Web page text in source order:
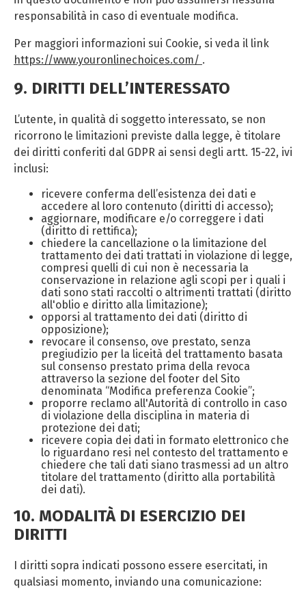
responsabilità in caso di eventuale modifica.
Per maggiori informazioni sui Cookie, si veda il link
https://www.youronlinechoices.com/ .
9. DIRITTI DELL’INTERESSATO
L’utente, in qualità di soggetto interessato, se non
ricorrono le limitazioni previste dalla legge, è titolare
dei diritti conferiti dal GDPR ai sensi degli artt. 15-22, ivi
inclusi:
ricevere conferma dell’esistenza dei dati e
accedere al loro contenuto (diritti di accesso);
aggiornare, modificare e/o correggere i dati
(diritto di rettifica);
chiedere la cancellazione o la limitazione del
trattamento dei dati trattati in violazione di legge,
compresi quelli di cui non è necessaria la
conservazione in relazione agli scopi per i quali i
dati sono stati raccolti o altrimenti trattati (diritto
all'oblio e diritto alla limitazione);
opporsi al trattamento dei dati (diritto di
opposizione);
revocare il consenso, ove prestato, senza
pregiudizio per la liceità del trattamento basata
sul consenso prestato prima della revoca
attraverso la sezione del footer del Sito
denominata “Modifica preferenza Cookie”;
proporre reclamo all'Autorità di controllo in caso
di violazione della disciplina in materia di
protezione dei dati;
ricevere copia dei dati in formato elettronico che
lo riguardano resi nel contesto del trattamento e
chiedere che tali dati siano trasmessi ad un altro
titolare del trattamento (diritto alla portabilità
dei dati).
10. MODALITÀ DI ESERCIZIO DEI
DIRITTI
I diritti sopra indicati possono essere esercitati, in
qualsiasi momento, inviando una comunicazione: